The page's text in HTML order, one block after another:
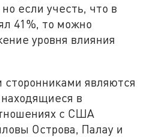
если учесть, что в
41%, то можно
уровня влияния
являются
в
с США
Острова, Палау и